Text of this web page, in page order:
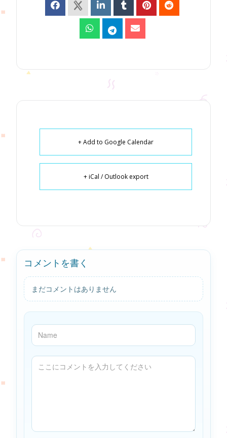
+ Add to Google Calendar
+ iCal / Outlook export
コメントを書く
まだコメントはありません